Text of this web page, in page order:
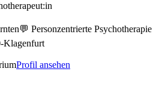
💬 Personzentrierte Psychotherapie
Klagenfurt
Profil ansehen